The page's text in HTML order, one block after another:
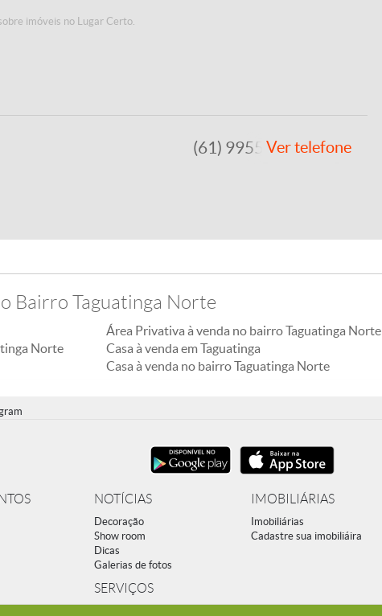
imóveis no Lugar Certo.
(61) 99557-8243
Ver telefone
Bairro Taguatinga Norte
Norte
Área Privativa à venda no bairro Taguatinga Norte
Casa à venda em Taguatinga
Casa à venda no bairro Taguatinga Norte
NOTÍCIAS
Decoração
Show room
Dicas
Galerias de fotos
SERVIÇOS
IMOBILIÁRIAS
Imobiliárias
Cadastre sua imobiliáira